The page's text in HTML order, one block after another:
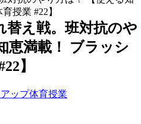
授業 #22】
替え戦。班対抗のや
恵満載！ ブラッシ
】
ップ体育授業